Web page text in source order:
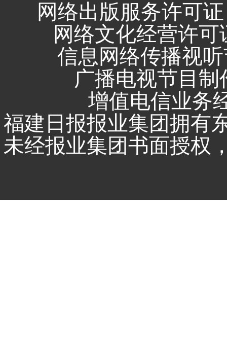
网络出版服务许可
网络文化经营许可
信息网络传播视
广播电视节目
增值电信业务
福建日报报业集团拥有
未经报业集团书面授权